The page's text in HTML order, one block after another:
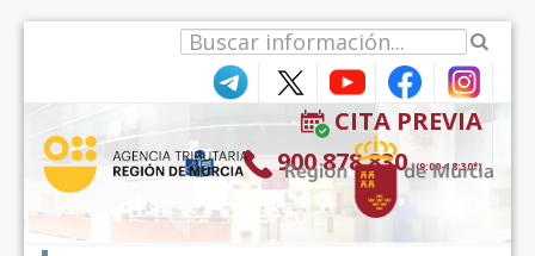
CITA PREVIA
900 878 830 (9:00-18:30*)